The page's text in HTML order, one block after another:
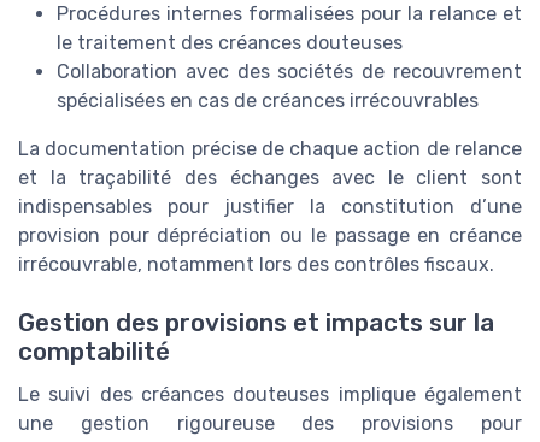
Procédures internes formalisées pour la relance et
le traitement des créances douteuses
Collaboration avec des sociétés de recouvrement
spécialisées en cas de créances irrécouvrables
La documentation précise de chaque action de relance
et la traçabilité des échanges avec le client sont
indispensables pour justifier la constitution d’une
provision pour dépréciation ou le passage en créance
irrécouvrable, notamment lors des contrôles fiscaux.
Gestion des provisions et impacts sur la
comptabilité
Le suivi des créances douteuses implique également
une gestion rigoureuse des provisions pour